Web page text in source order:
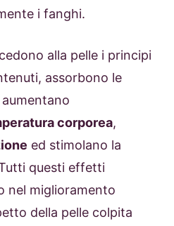
i fanghi.
alla pelle i principi
assorbono le
aumentano
corporea,
ed stimolano la
questi effetti
nel miglioramento
della pelle colpita